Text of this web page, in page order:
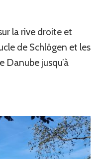
la rive droite et
de Schlögen et les
Danube jusqu’à